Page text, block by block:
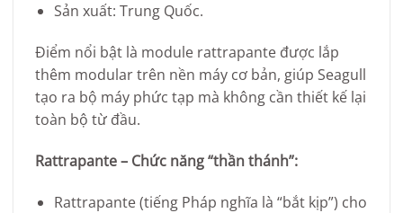
Sản xuất: Trung Quốc.
Điểm nổi bật là module rattrapante được lắp
thêm modular trên nền máy cơ bản, giúp Seagull
tạo ra bộ máy phức tạp mà không cần thiết kế lại
toàn bộ từ đầu.
Rattrapante – Chức năng “thần thánh”:
Rattrapante (tiếng Pháp nghĩa là “bắt kịp”) cho